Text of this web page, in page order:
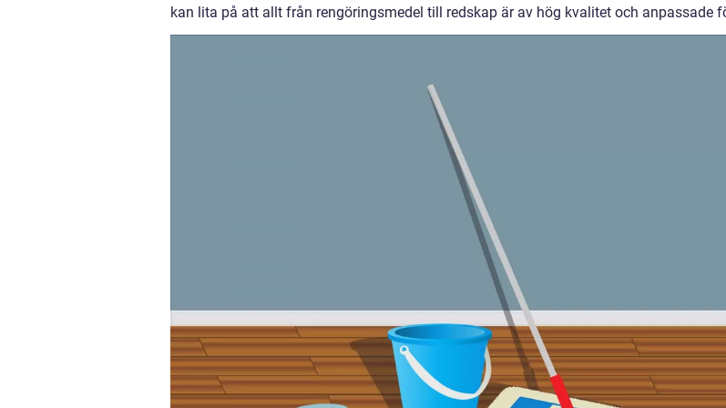
kan lita på att allt från rengöringsmedel till redskap är av hög kvalitet och anpassade